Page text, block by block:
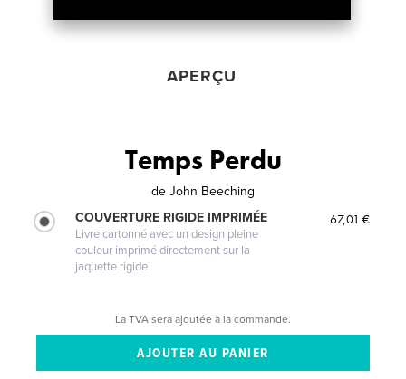
APERÇU
Temps Perdu
de John Beeching
COUVERTURE RIGIDE IMPRIMÉE
Livre cartonné avec un design pleine
couleur imprimé directement sur la
jaquette rigide
67,01 €
La TVA sera ajoutée à la commande.